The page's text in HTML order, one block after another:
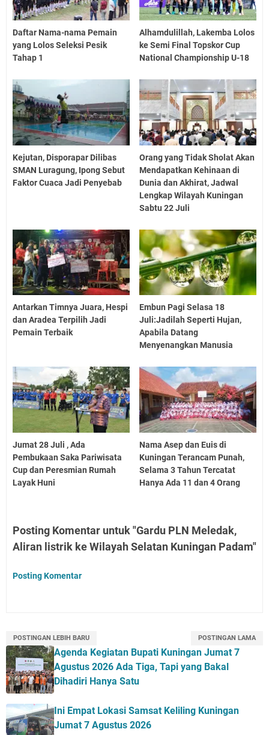
Daftar Nama-nama Pemain
yang Lolos Seleksi Pesik
Tahap 1
Alhamdulillah, Lakemba Lolos
ke Semi Final Topskor Cup
National Championship U-18
Kejutan, Disporapar Dilibas
SMAN Luragung, Ipong Sebut
Faktor Cuaca Jadi Penyebab
Orang yang Tidak Sholat Akan
Mendapatkan Kehinaan di
Dunia dan Akhirat, Jadwal
Lengkap Wilayah Kuningan
Sabtu 22 Juli
Antarkan Timnya Juara, Hespi
dan Aradea Terpilih Jadi
Pemain Terbaik
Embun Pagi Selasa 18
Juli:Jadilah Seperti Hujan,
Apabila Datang
Menyenangkan Manusia
Jumat 28 Juli , Ada
Pembukaan Saka Pariwisata
Cup dan Peresmian Rumah
Layak Huni
Nama Asep dan Euis di
Kuningan Terancam Punah,
Selama 3 Tahun Tercatat
Hanya Ada 11 dan 4 Orang
Posting Komentar untuk "Gardu PLN Meledak,
Aliran listrik ke Wilayah Selatan Kuningan Padam"
Posting Komentar
POSTINGAN LEBIH BARU POSTINGAN LAMA
Agenda Kegiatan Bupati Kuningan Jumat 7
Agustus 2026 Ada Tiga, Tapi yang Bakal
Dihadiri Hanya Satu
Ini Empat Lokasi Samsat Keliling Kuningan
Jumat 7 Agustus 2026